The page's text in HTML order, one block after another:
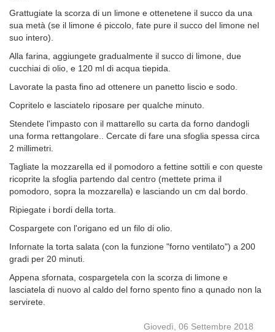
Grattugiate la scorza di un limone e ottenetene il succo da una
sua metà (se il limone é piccolo, fate pure il succo del limone nel
suo intero).
Alla farina, aggiungete gradualmente il succo di limone, due
cucchiai di olio, e 120 ml di acqua tiepida.
Lavorate la pasta fino ad ottenere un panetto liscio e sodo.
Copritelo e lasciatelo riposare per qualche minuto.
Stendete l'impasto con il mattarello su carta da forno dandogli
una forma rettangolare.. Cercate di fare una sfoglia spessa circa
2 millimetri.
Tagliate la mozzarella ed il pomodoro a fettine sottili e con queste
ricoprite la sfoglia partendo dal centro (mettete prima il
pomodoro, sopra la mozzarella) e lasciando un cm dal bordo.
Ripiegate i bordi della torta.
Cospargete con l'origano ed un filo di olio.
Infornate la torta salata (con la funzione "forno ventilato") a 200
gradi per 20 minuti.
Appena sfornata, cospargetela con la scorza di limone e
lasciatela di nuovo al caldo del forno spento fino a qunado non la
servirete.
Giovedì, 06 Settembre 2018